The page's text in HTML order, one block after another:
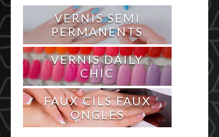
VERNIS SEMI
PERMANENTS
VERNIS DAILY
CHIC
FAUX CILS FAUX
ONGLES